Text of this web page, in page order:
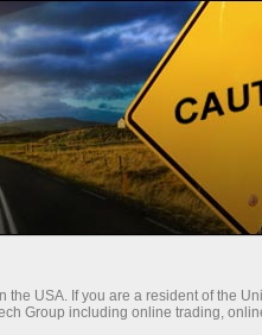
Platform dagangan
Rakan Niaga Perkhidmatan
InstaTrade?
USA. If you are a resident of the
Group including online trading,